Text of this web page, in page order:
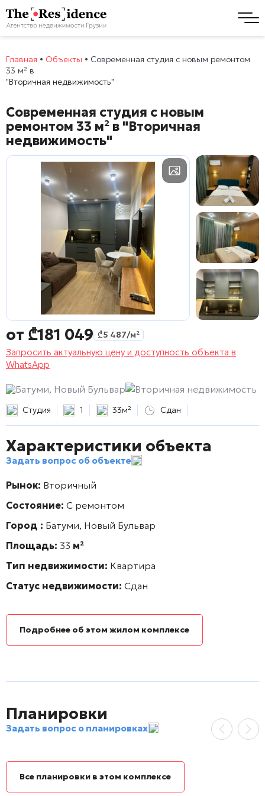
Главная • Объекты • Современная студия с новым ремонтом
33 м² в
"Вторичная недвижимость"
Современная студия с новым
ремонтом 33 м² в "Вторичная
недвижимость"
от ₾181 049 ₾5 487/м²
Запросить актуальную цену и доступность объекта в
WhatsApp
Батуми, Новый Бульвар Вторичная недвижимость
Студия 1 33м² Сдан
Характеристики объекта
Задать вопрос об объекте
Рынок: Вторичный
Состояние: С ремонтом
Город : Батуми, Новый Бульвар
Площадь: 33 м²
Тип недвижимости: Квартира
Статус недвижимости: Сдан
Подробнее об этом жилом комплексе
Планировки
Задать вопрос о планировках
Все планировки в этом комплексе